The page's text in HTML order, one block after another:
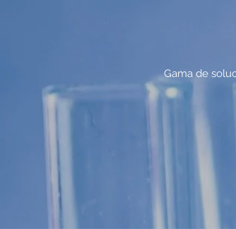
Gama de